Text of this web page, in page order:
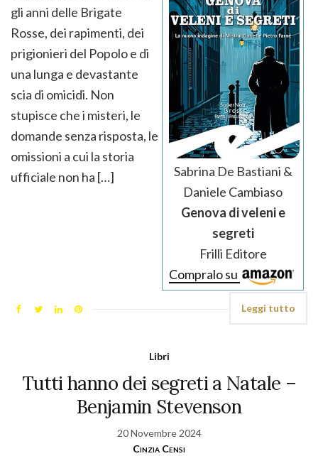
Sabrina De Bastiani &
Daniele Cambiaso
Genova di veleni e
segreti
Frilli Editore
Compralo su
gli anni delle Brigate
Rosse, dei rapimenti, dei
prigionieri del Popolo e di
una lunga e devastante
scia di omicidi. Non
stupisce che i misteri, le
domande senza risposta, le
omissioni a cui la storia
ufficiale non ha […]
Leggi tutto
Libri
Tutti hanno dei segreti a Natale –
Benjamin Stevenson
20 Novembre 2024
Cinzia Censi